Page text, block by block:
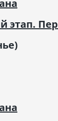
этап.